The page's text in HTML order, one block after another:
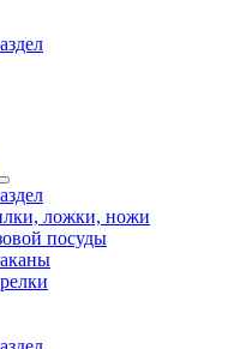
ложки, ножи
посуды